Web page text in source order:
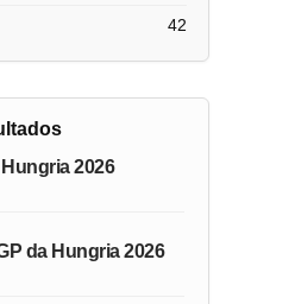
42
2026
da Hungria 2026